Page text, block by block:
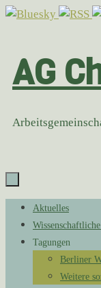
Zum
AG
Zum
Inhalt
springen
Aktuelles
Tagungen
Berliner
Weitere